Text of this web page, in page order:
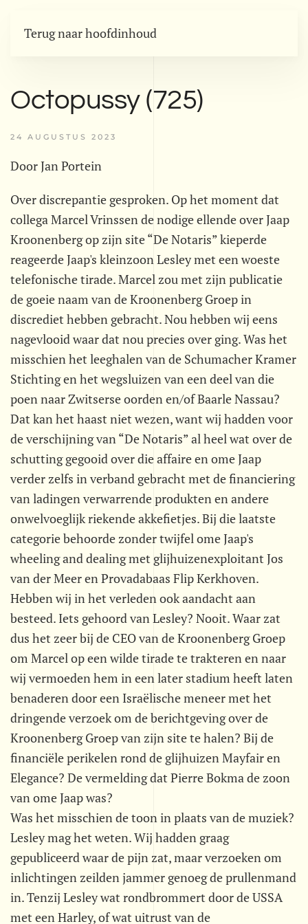
Terug naar hoofdinhoud
Octopussy (725)
24 AUGUSTUS 2023
Door Jan Portein
Over discrepantie gesproken. Op het moment dat
collega Marcel Vrinssen de nodige ellende over Jaap
Kroonenberg op zijn site “De Notaris” kieperde
reageerde Jaap's kleinzoon Lesley met een woeste
telefonische tirade. Marcel zou met zijn publicatie
de goeie naam van de Kroonenberg Groep in
discrediet hebben gebracht. Nou hebben wij eens
nagevlooid waar dat nou precies over ging. Was het
misschien het leeghalen van de Schumacher Kramer
Stichting en het wegsluizen van een deel van die
poen naar Zwitserse oorden en/of Baarle Nassau?
Dat kan het haast niet wezen, want wij hadden voor
de verschijning van “De Notaris” al heel wat over de
schutting gegooid over die affaire en ome Jaap
verder zelfs in verband gebracht met de financiering
van ladingen verwarrende produkten en andere
onwelvoeglijk riekende akkefietjes. Bij die laatste
categorie behoorde zonder twijfel ome Jaap's
wheeling and dealing met glijhuizenexploitant Jos
van der Meer en Provadabaas Flip Kerkhoven.
Hebben wij in het verleden ook aandacht aan
besteed. Iets gehoord van Lesley? Nooit. Waar zat
dus het zeer bij de CEO van de Kroonenberg Groep
om Marcel op een wilde tirade te trakteren en naar
wij vermoeden hem in een later stadium heeft laten
benaderen door een Israëlische meneer met het
dringende verzoek om de berichtgeving over de
Kroonenberg Groep van zijn site te halen? Bij de
financiële perikelen rond de glijhuizen Mayfair en
Elegance? De vermelding dat Pierre Bokma de zoon
van ome Jaap was?
Was het misschien de toon in plaats van de muziek?
Lesley mag het weten. Wij hadden graag
gepubliceerd waar de pijn zat, maar verzoeken om
inlichtingen zeilden jammer genoeg de prullenmand
in. Tenzij Lesley wat rondbrommert door de USSA
met een Harley, of wat uitrust van de